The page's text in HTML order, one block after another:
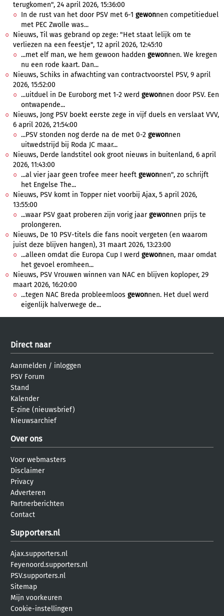
terugkomen", 24 april 2026, 15:36:00
In de rust van het door PSV met 6-1 gewonnen competitieduel
met PEC Zwolle was...
Nieuws, Til was gebrand op zege: "Het staat lelijk om te
verliezen na een feestje", 12 april 2026, 12:45:10
...met elf man, we hem gewoon hadden gewonnen. We kregen
nu een rode kaart. Dan...
Nieuws, Schiks in afwachting van contractvoorstel PSV, 9 april
2026, 15:52:00
...uitduel in De Euroborg met 1-2 werd gewonnen door PSV. Een
ontwapende...
Nieuws, Jong PSV boekt eerste zege in vijf duels en verslaat VVV,
6 april 2026, 21:54:00
...PSV stonden nog derde na de met 0-2 gewonnen
uitwedstrijd bij Roda JC maar...
Nieuws, Derde landstitel ook groot nieuws in buitenland, 6 april
2026, 11:43:00
...al vier jaar geen trofee meer heeft gewonnen", zo schrijft
het Engelse The...
Nieuws, PSV komt in Topper niet voorbij Ajax, 5 april 2026,
13:55:00
...waar PSV gaat proberen zijn vorig jaargewonnen prijs te
prolongeren.
Nieuws, De 10 PSV-titels die fans nooit vergeten (en waarom
juist deze blijven hangen), 31 maart 2026, 13:23:00
...alleen omdat die Europa Cup I werd gewonnen, maar omdat
het gevoel eromheen...
Nieuws, PSV Vrouwen winnen van NAC en blijven koploper, 29
maart 2026, 16:20:00
...tegen NAC Breda probleemloos gewonnen. Het duel werd
eigenlijk halverwege de...
Direct naar
Aanmelden / inloggen
PSV Forum
Stand
Kalender
E-zine (nieuwsbrief)
Nieuwsarchief
Over ons
Voor webmasters
Disclaimer
Privacy
Adverteren
Partnerberichten
Contact
Supporters.nl
Ajax.supporters.nl
Feyenoord.supporters.nl
PSV.supporters.nl
Sitemap
Mijn voorkeuren
Cookie-instellingen